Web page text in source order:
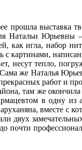
прошла
Натальи Юрьевны
игла, набор
с картинами,
несут тепло,
же Наталья
работ и
там же
в одну
вместе с
двух